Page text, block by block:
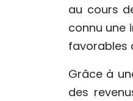
au cours
connu une
favorables
Grâce à
des